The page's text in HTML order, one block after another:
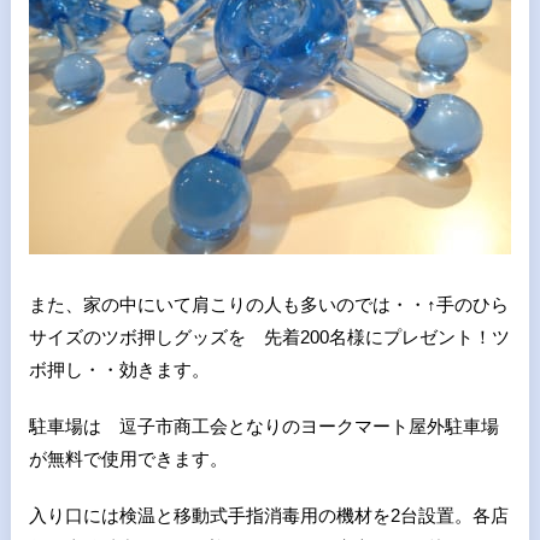
また、家の中にいて肩こりの人も多いのでは・・↑手のひら
サイズのツボ押しグッズを 先着200名様にプレゼント！ツ
ボ押し・・効きます。
駐車場は 逗子市商工会となりのヨークマート屋外駐車場
が無料で使用できます。
入り口には検温と移動式手指消毒用の機材を2台設置。各店